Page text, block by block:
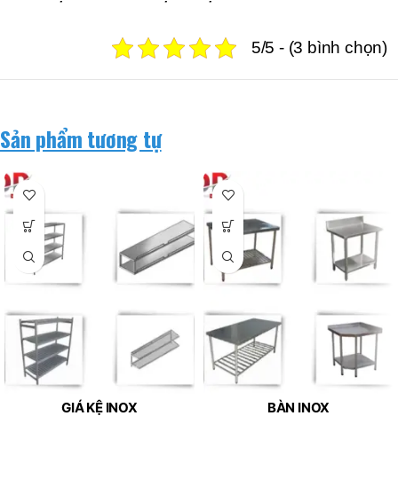
5/5 - (3 bình chọn)
Sản phẩm tương tự
GIÁ KỆ INOX BÀN INOX